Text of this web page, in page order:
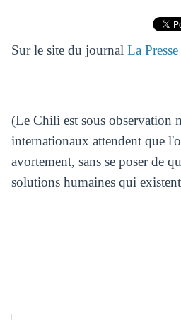
Sur le site du journal La
(Le Chili est sous observation
internationaux attendent que
avortement, sans se poser de
solutions humaines qui